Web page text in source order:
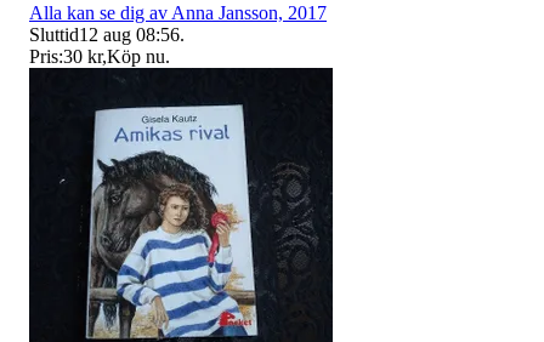
Alla kan se dig av Anna Jansson, 2017
Sluttid12 aug 08:56.
Pris:30 kr,Köp nu.